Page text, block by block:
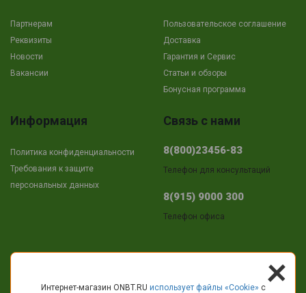
Партнерам
Реквизиты
Новости
Вакансии
Пользовательское соглашение
Доставка
Гарантия и Сервис
Cтатьи и обзоры
Бонусная программа
Информация
Политика конфиденциальности
Требования к защите
персональных данных
Связь с нами
8(800)23456-83
Телефон для консультаций
8(915) 9000 300
Телефон офиса
+
Интернет-магазин ONBT.RU использует файлы «Сookie» с